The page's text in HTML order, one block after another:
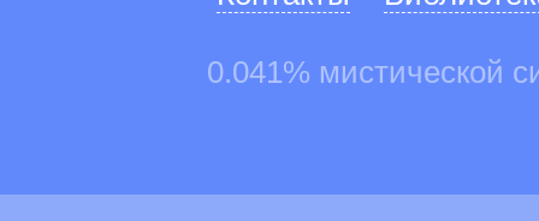
0.041% мистической